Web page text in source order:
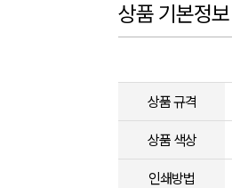
상품 기본정보
상품 규격
상품 색상
인쇄방법